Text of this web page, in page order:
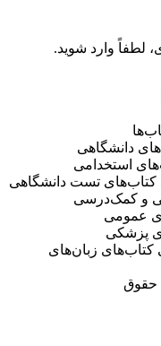
لطفاً وارد شوید.
دانشگاهی
استخدامی
کتاب‌های تست دانشگاهی
و کمک‌درسی
عمومی
پزشکی
کتاب‌های زبان‌های
حقوق